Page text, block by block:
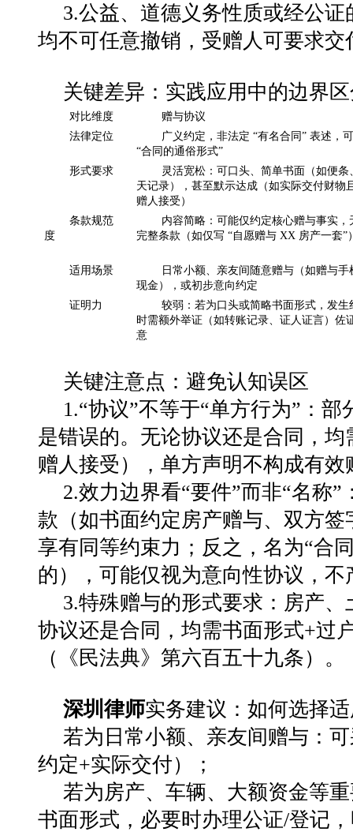
3.公益、道德义务性质或经公证
均不可任意撤销，受赠人可要求交
关键差异：实践应用中的边界
对比维度
赠与协议
法律定位
广义约定，非法定 “有名合同” 表述，
“合同的通俗形式”
形式要求
灵活宽松：可口头、简单书面（如便条
天记录），甚至默示达成（如实际交付财物
赠人接受）
条款规范
度
内容简略：可能仅约定核心赠与事实，
完整条款（如仅写 “自愿赠与 XX 房产一套”
适用场景
日常小额、亲友间随意赠与（如赠与手
现金），或初步意向约定
证明力
较弱：若为口头或简略书面形式，发生
时需额外举证（如转账记录、证人证言）佐
意
关键注意点：避免认知误区
1.“协议”不等于“单方行为” ：部
是错误的。无论协议还是合同，
赠人接受），单方声明不构成有效
2.效力边界看“要件”而非“名称”
款（如书面约定房产赠与、双方
享有同等约束力；反之，名为“合
的），可能仅视为意向性协议，
3.特殊赠与的形式要求 ：房产
协议还是合同，均需书面形式+过
（《民法典》第六百五十九条）。
深圳律师实务建议：如何选择
若为日常小额、亲友间赠与：
约定+实际交付）；
若为房产、车辆、大额资金等
书面形式，必要时办理公证/登记